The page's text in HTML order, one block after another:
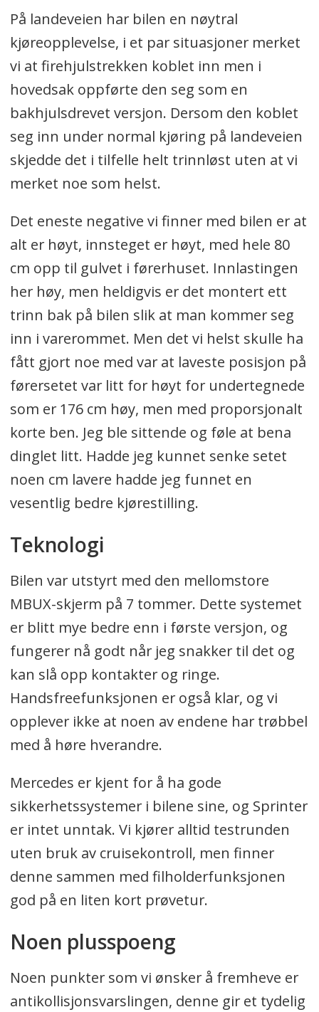
På landeveien har bilen en nøytral
kjøreopplevelse, i et par situasjoner merket
vi at firehjulstrekken koblet inn men i
hovedsak oppførte den seg som en
bakhjulsdrevet versjon. Dersom den koblet
seg inn under normal kjøring på landeveien
skjedde det i tilfelle helt trinnløst uten at vi
merket noe som helst.
Det eneste negative vi finner med bilen er at
alt er høyt, innsteget er høyt, med hele 80
cm opp til gulvet i førerhuset. Innlastingen
her høy, men heldigvis er det montert ett
trinn bak på bilen slik at man kommer seg
inn i varerommet. Men det vi helst skulle ha
fått gjort noe med var at laveste posisjon på
førersetet var litt for høyt for undertegnede
som er 176 cm høy, men med proporsjonalt
korte ben. Jeg ble sittende og føle at bena
dinglet litt. Hadde jeg kunnet senke setet
noen cm lavere hadde jeg funnet en
vesentlig bedre kjørestilling.
Teknologi
Bilen var utstyrt med den mellomstore
MBUX-skjerm på 7 tommer. Dette systemet
er blitt mye bedre enn i første versjon, og
fungerer nå godt når jeg snakker til det og
kan slå opp kontakter og ringe.
Handsfreefunksjonen er også klar, og vi
opplever ikke at noen av endene har trøbbel
med å høre hverandre.
Mercedes er kjent for å ha gode
sikkerhetssystemer i bilene sine, og Sprinter
er intet unntak. Vi kjører alltid testrunden
uten bruk av cruisekontroll, men finner
denne sammen med filholderfunksjonen
god på en liten kort prøvetur.
Noen plusspoeng
Noen punkter som vi ønsker å fremheve er
antikollisjonsvarslingen, denne gir et tydelig